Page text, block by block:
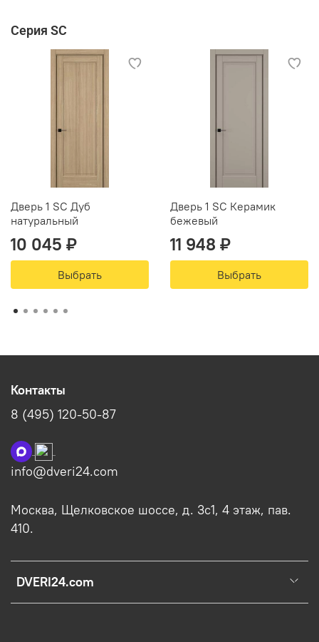
Серия SC
Дверь 1 SC Дуб
натуральный
10 045 ₽
Выбрать
Дверь 1 SC Керамик
бежевый
11 948 ₽
Выбрать
DVERI24.com
Контакты
8 (495) 120-50-87
info@dveri24.com
Москва, Щелковское шоссе, д. 3с1, 4 этаж, пав.
410.